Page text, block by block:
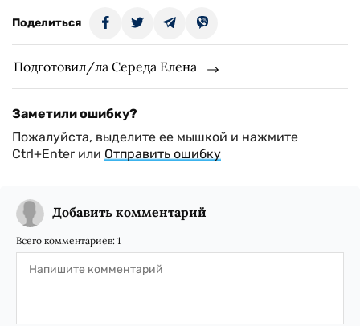
Поделиться
Подготовил/ла Середа Елена
Заметили ошибку?
Пожалуйста, выделите ее мышкой и нажмите
Ctrl+Enter или Отправить ошибку
Добавить комментарий
Всего комментариев: 1